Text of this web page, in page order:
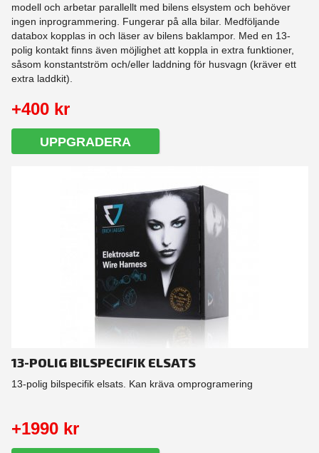
modell och arbetar parallellt med bilens elsystem och behöver
ingen inprogrammering. Fungerar på alla bilar. Medföljande
databox kopplas in och läser av bilens baklampor. Med en 13-
polig kontakt finns även möjlighet att koppla in extra funktioner,
såsom konstantström och/eller laddning för husvagn (kräver ett
extra laddkit).
+400 kr
UPPGRADERA
13-POLIG BILSPECIFIK ELSATS
13-polig bilspecifik elsats. Kan kräva omprogramering
+1990 kr